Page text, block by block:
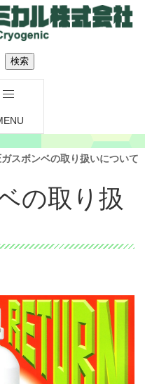
スボンベの取り扱いについて
の取り扱